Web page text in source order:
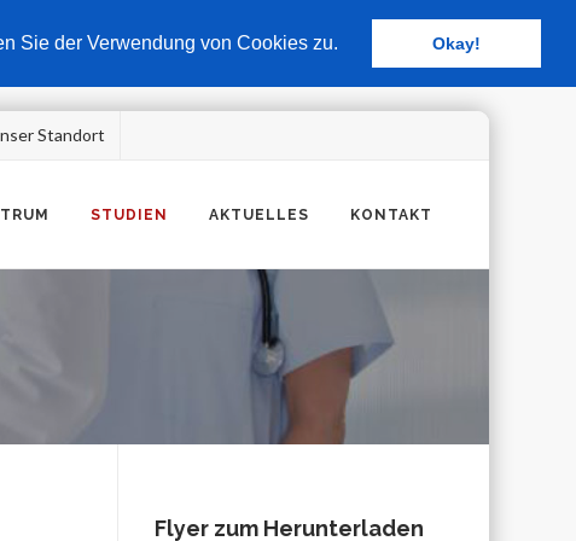
Sie der Verwendung von Cookies zu. Okay!
Standort
STUDIEN AKTUELLES KONTAKT
Flyer zum Herunterladen